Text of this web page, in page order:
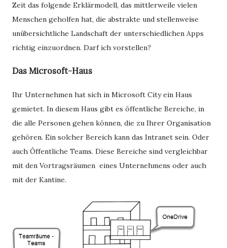
Zeit das folgende Erklärmodell, das mittlerweile vielen
Menschen geholfen hat, die abstrakte und stellenweise
unübersichtliche Landschaft der unterschiedlichen Apps
richtig einzuordnen. Darf ich vorstellen?
Das Microsoft-Haus
Ihr Unternehmen hat sich in Microsoft City ein Haus
gemietet. In diesem Haus gibt es öffentliche Bereiche, in
die alle Personen gehen können, die zu Ihrer Organisation
gehören. Ein solcher Bereich kann das Intranet sein. Oder
auch Öffentliche Teams. Diese Bereiche sind vergleichbar
mit den Vortragsräumen eines Unternehmens oder auch
mit der Kantine.